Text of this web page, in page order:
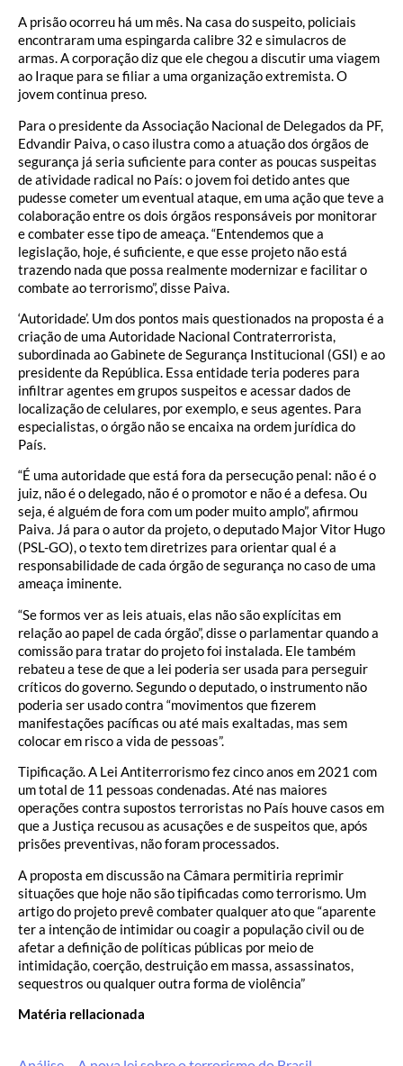
A prisão ocorreu há um mês. Na casa do suspeito, policiais
encontraram uma espingarda calibre 32 e simulacros de
armas. A corporação diz que ele chegou a discutir uma viagem
ao Iraque para se filiar a uma organização extremista. O
jovem continua preso.
Para o presidente da Associação Nacional de Delegados da PF,
Edvandir Paiva, o caso ilustra como a atuação dos órgãos de
segurança já seria suficiente para conter as poucas suspeitas
de atividade radical no País: o jovem foi detido antes que
pudesse cometer um eventual ataque, em uma ação que teve a
colaboração entre os dois órgãos responsáveis por monitorar
e combater esse tipo de ameaça. “Entendemos que a
legislação, hoje, é suficiente, e que esse projeto não está
trazendo nada que possa realmente modernizar e facilitar o
combate ao terrorismo”, disse Paiva.
‘Autoridade’. Um dos pontos mais questionados na proposta é a
criação de uma Autoridade Nacional Contraterrorista,
subordinada ao Gabinete de Segurança Institucional (GSI) e ao
presidente da República. Essa entidade teria poderes para
infiltrar agentes em grupos suspeitos e acessar dados de
localização de celulares, por exemplo, e seus agentes. Para
especialistas, o órgão não se encaixa na ordem jurídica do
País.
“É uma autoridade que está fora da persecução penal: não é o
juiz, não é o delegado, não é o promotor e não é a defesa. Ou
seja, é alguém de fora com um poder muito amplo”, afirmou
Paiva. Já para o autor da projeto, o deputado Major Vitor Hugo
(PSL-GO), o texto tem diretrizes para orientar qual é a
responsabilidade de cada órgão de segurança no caso de uma
ameaça iminente.
“Se formos ver as leis atuais, elas não são explícitas em
relação ao papel de cada órgão”, disse o parlamentar quando a
comissão para tratar do projeto foi instalada. Ele também
rebateu a tese de que a lei poderia ser usada para perseguir
críticos do governo. Segundo o deputado, o instrumento não
poderia ser usado contra “movimentos que fizerem
manifestações pacíficas ou até mais exaltadas, mas sem
colocar em risco a vida de pessoas”.
Tipificação. A Lei Antiterrorismo fez cinco anos em 2021 com
um total de 11 pessoas condenadas. Até nas maiores
operações contra supostos terroristas no País houve casos em
que a Justiça recusou as acusações e de suspeitos que, após
prisões preventivas, não foram processados.
A proposta em discussão na Câmara permitiria reprimir
situações que hoje não são tipificadas como terrorismo. Um
artigo do projeto prevê combater qualquer ato que “aparente
ter a intenção de intimidar ou coagir a população civil ou de
afetar a definição de políticas públicas por meio de
intimidação, coerção, destruição em massa, assassinatos,
sequestros ou qualquer outra forma de violência”
Matéria rellacionada